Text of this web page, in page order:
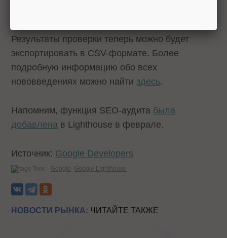
Результаты проверки теперь можно будет
экспортировать в CSV-формате. Более
подробную информацию обо всех
нововведениях можно найти здесь.
Напомним, функция SEO-аудита была
добавлена в Lighthouse в феврале.
Источник: Google Developers
Теги: Google Google Lighthouse
НОВОСТИ РЫНКА: ЧИТАЙТЕ ТАКЖЕ